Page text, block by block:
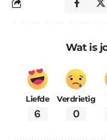
Wat is
Liefde
6
Verdrietig
0